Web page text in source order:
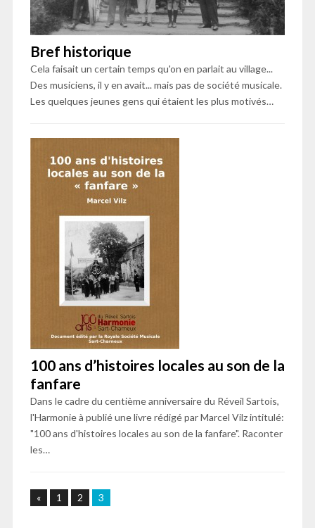
Bref historique
Cela faisait un certain temps qu'on en parlait au village...
Des musiciens, il y en avait... mais pas de société musicale.
Les quelques jeunes gens qui étaient les plus motivés…
100 ans d’histoires locales au son de la
fanfare
Dans le cadre du centième anniversaire du Réveil Sartois,
l'Harmonie à publié une livre rédigé par Marcel Vilz intitulé:
"100 ans d'histoires locales au son de la fanfare". Raconter
les…
« 1 2 3